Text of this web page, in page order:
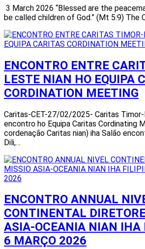
3 March 2026 “Blessed are the
be called children of God.” (Mt 5:9) The
ENCONTRO ENTRE
LESTE NIAN HO EQUIPA
CORDINATION MEETING
Caritas-CET-27/02/2025- Caritas
encontro ho Equipa Caritas Cordinating
cordenação Caritas nian) iha Salão
Dili,…
ENCONTRO ANNUAL
CONTINENTAL
ASIA-OCEANIA NIAN
6 MARÇO 2026